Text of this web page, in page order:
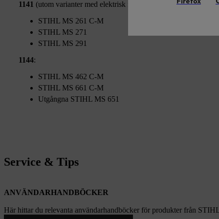
1141 (utom varianter med elektrisk förgasare eller uppvärmda
STIHL MS 261 C-M
STIHL MS 271
STIHL MS 291
1144:
STIHL MS 462 C-M
STIHL MS 661 C-M
Utgångna STIHL MS 651
Service & Tips
ANVÄNDARHANDBÖCKER
Här hittar du relevanta användarhandböcker för produkter från